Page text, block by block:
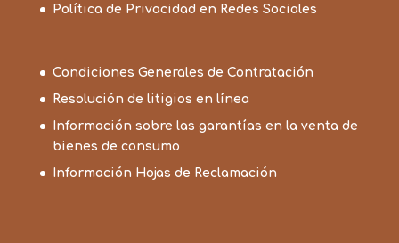
Política de Privacidad en Redes Sociales
Condiciones Generales de Contratación
Resolución de litigios en línea
Información sobre las garantías en la venta de
bienes de consumo
Información Hojas de Reclamación